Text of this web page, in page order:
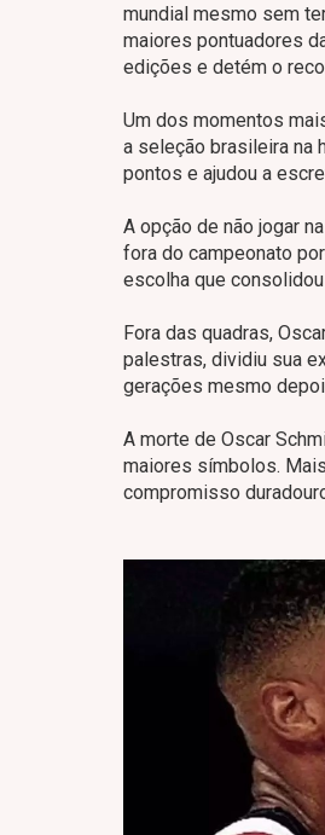
mundial mesmo sem
maiores pontuadores
edições e detém o
Um dos momentos
a seleção brasileira na
pontos e ajudou a
A opção de não jogar
fora do campeonato
escolha que
Fora das quadras,
palestras, dividiu sua
gerações mesmo
A morte de Oscar
maiores símbolos.
compromisso